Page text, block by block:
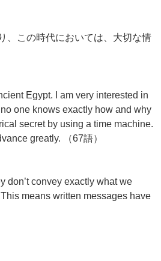
、この時代においては、大切な情
Egypt. I am very interested in
one knows exactly how and why
secret by using a time machine.
greatly. （67語）
don’t convey exactly what we
means written messages have